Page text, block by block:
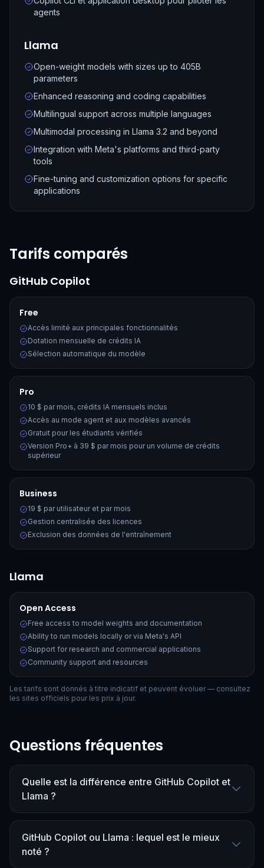
agents
Llama
Open-weight models with sizes up to 405B
parameters
Enhanced reasoning and coding capabilities
Multilingual support across multiple languages
Multimodal processing in Llama 3.2 and beyond
Integration with Meta's platforms and third-party
tools
Fine-tuning and customization options for specific
applications
Tarifs comparés
GitHub Copilot
Free
Accès limité aux principales fonctionnalités
Dotation mensuelle de crédits IA
Sélection automatique du modèle
Pro
10 $ par mois, crédits IA mensuels inclus
Accès au mode agent et aux modèles avancés
Gratuit pour les étudiants vérifiés
Version Pro+ à 39 $ par mois pour un volume de crédits
supérieur
Business
19 $ par utilisateur et par mois
Gestion centralisée des licences
Exclusion des données de l'entraînement
Llama
Open Access
Free access to model weights and documentation
Ability to run models locally or via Meta's API
Support for research and commercial applications
Community support and resources
Les tarifs sont donnés à titre indicatif et peuvent évoluer — consultez
les sites officiels pour les prix à jour.
Questions fréquentes
Quelle est la différence entre GitHub Copilot et
Llama ?
GitHub Copilot ou Llama : lequel est le mieux
noté ?